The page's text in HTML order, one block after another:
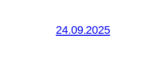
24.09.2025